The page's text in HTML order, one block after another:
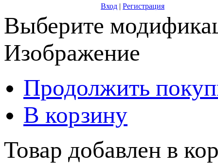
Вход | Регистрация
Выберите
Изображение
Продолжить
В корзину
Товар добавлен в